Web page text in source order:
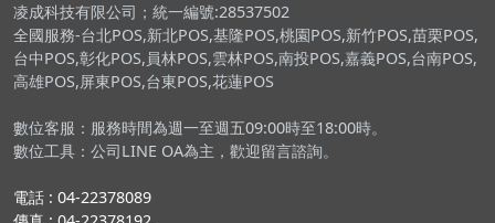
凌成科技有限公司；統一編號:28537502
全國服務-台北POS,新北POS,基隆POS,桃園POS,新竹POS,苗栗POS,
台中POS,彰化POS,員林POS,雲林POS,南投POS,嘉義POS,台南POS,
高雄POS,屏東POS,台東POS,花蓮POS
數位客服：服務時間為週一至週五09:00時至18:00時。
數位工具：公司LINE OA為主，歡迎留言諮詢。
電話 : 04-22378089